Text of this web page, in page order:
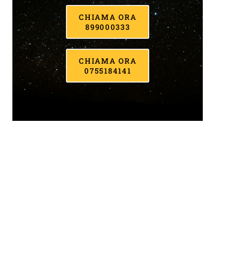
CHIAMA ORA
899000333
CHIAMA ORA
0755184141